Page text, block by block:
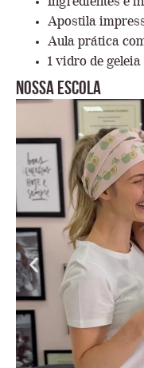
Apostila
Aula prática
1 vidro de
Nossa escola